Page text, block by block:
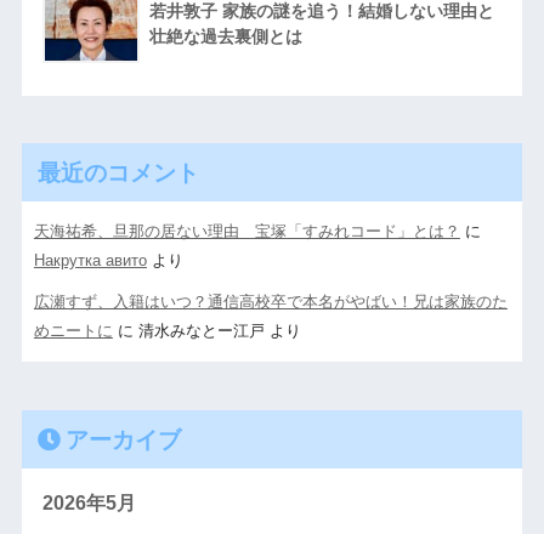
若井敦子 家族の謎を追う！結婚しない理由と
壮絶な過去裏側とは
最近のコメント
天海祐希、旦那の居ない理由 宝塚「すみれコード」とは？ に
Накрутка авитоより
広瀬すず、入籍はいつ？通信高校卒で本名がやばい！兄は家族のた
めニートに に 清水みなとー江戸 より
アーカイブ
2026年5月